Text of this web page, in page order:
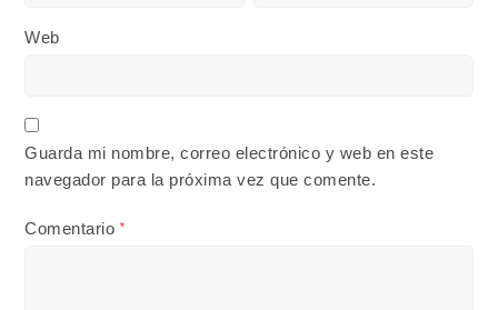
Web
Guarda mi nombre, correo electrónico y web en este
navegador para la próxima vez que comente.
Comentario *